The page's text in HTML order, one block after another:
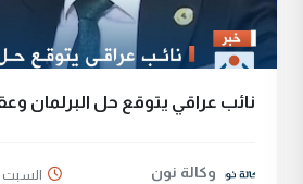
نائب عراقي يتوقع حل البرلمان
وكالة نون السبت 06 نيسان 2024